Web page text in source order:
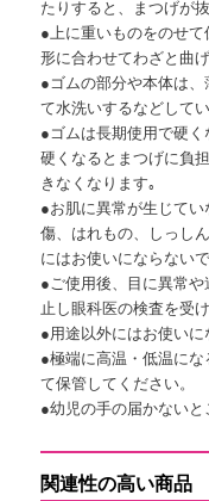
たりすると、まつげが
●上に重いものをのせ
形に合わせてわざと曲
●ゴムの部分や本体は
て水洗いするなどして
●ゴムは長期使用で硬
硬くなるとまつげに負
きなくなります｡
●お肌に異常が生じてい
傷、はれもの、しっし
にはお使いにならないで
●ご使用後、目に異常
止し眼科医の検査を受け
●用途以外にはお使い
●極端に高温・低温に
て保管してください。
●幼児の手の届かない
関連性の高い商品